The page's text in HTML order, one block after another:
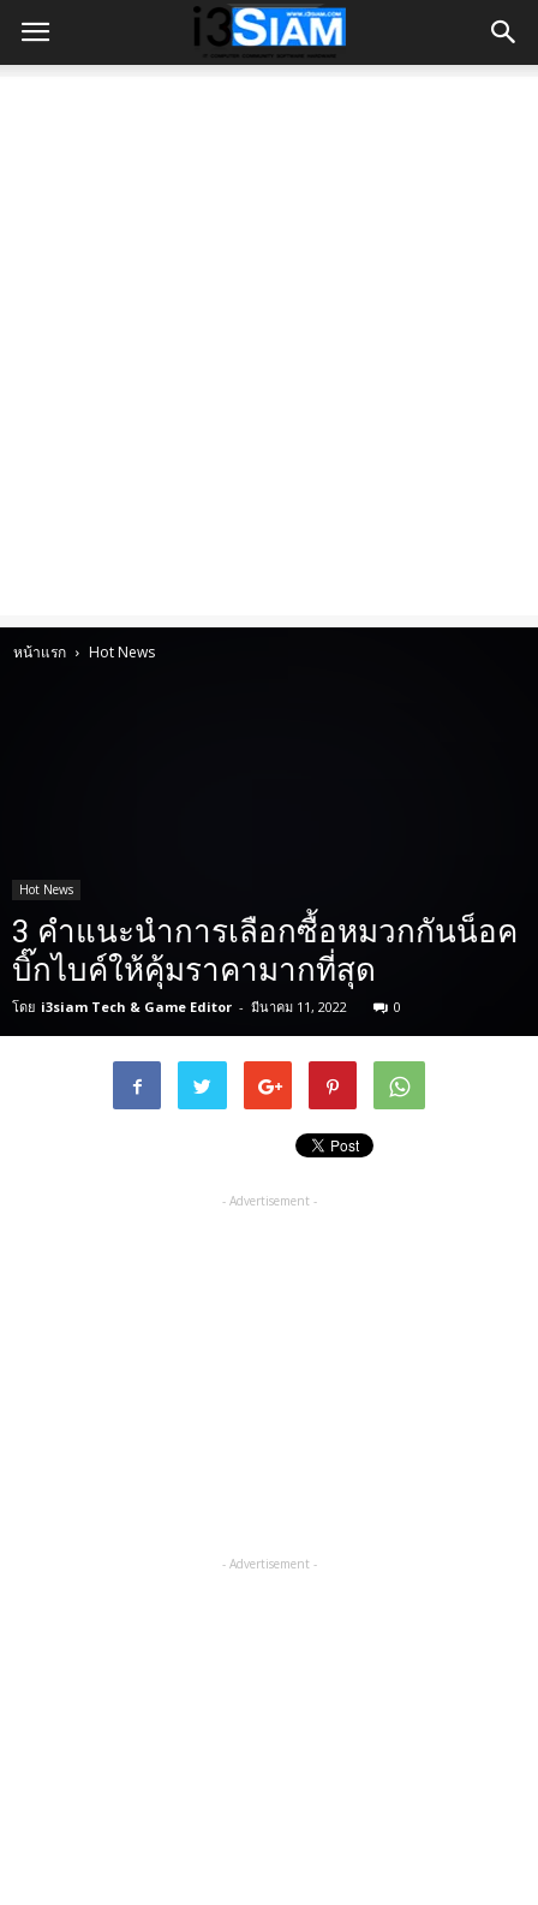
หน้าแรก Hot News
Hot News
3 คำแนะนำการเลือกซื้อหมวกกันน็อค
บิ๊กไบค์ให้คุ้มราคามากที่สุด
โดย i3siam Tech & Game Editor - มีนาคม 11, 2022 0
- Advertisement -
- Advertisement -